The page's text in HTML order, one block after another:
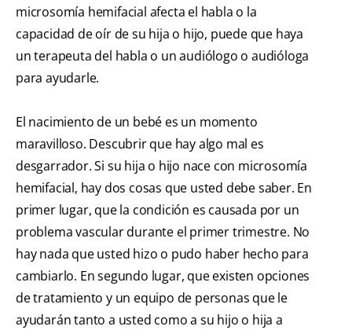
microsomía hemifacial afecta el habla o la
capacidad de oír de su hija o hijo, puede que haya
un terapeuta del habla o un audiólogo o audióloga
para ayudarle.
El nacimiento de un bebé es un momento
maravilloso. Descubrir que hay algo mal es
desgarrador. Si su hija o hijo nace con microsomía
hemifacial, hay dos cosas que usted debe saber. En
primer lugar, que la condición es causada por un
problema vascular durante el primer trimestre. No
hay nada que usted hizo o pudo haber hecho para
cambiarlo. En segundo lugar, que existen opciones
de tratamiento y un equipo de personas que le
ayudarán tanto a usted como a su hijo o hija a